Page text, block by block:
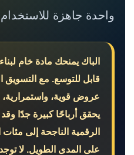
واحدة جاهزة
الباك يمنحك مادة خام
قابل للتوسع. مع التسويق
عروض قوية،
يحقق أرباحًا كبيرة جدًا
الرقمية الناجحة إلى مئات
على المدى الطويل. لا